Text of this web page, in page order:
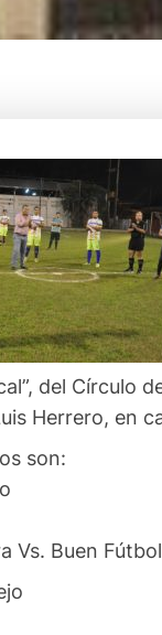
del Círculo
Herrero, en
son:
Vs. Buen Fútbol